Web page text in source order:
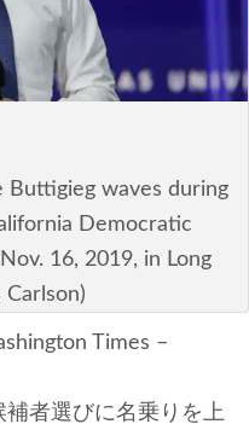
―
Buttigieg waves during
Democratic
16, 2019, in Long
Carlson)
Times –
者選びに名乗りを上